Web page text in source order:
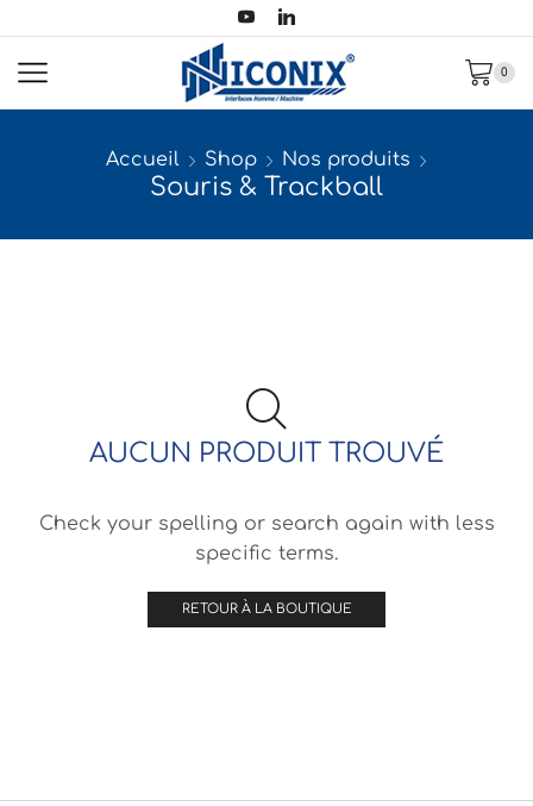
0
Accueil Shop Nos produits
Souris & Trackball
AUCUN PRODUIT TROUVÉ
Check your spelling or search again with less
specific terms.
RETOUR À LA BOUTIQUE